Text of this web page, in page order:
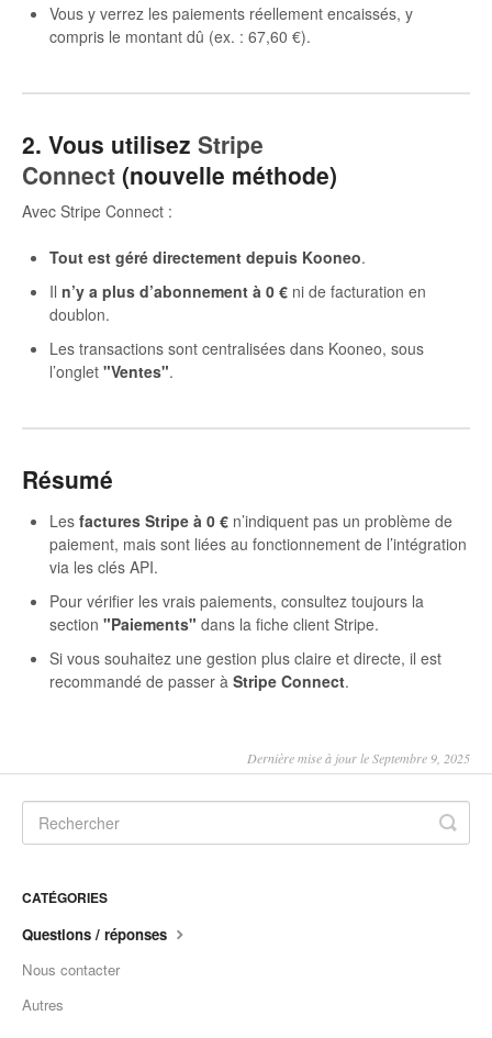
Vous y verrez les paiements réellement encaissés, y
compris le montant dû (ex. : 67,60 €).
2. Vous utilisez Stripe
Connect (nouvelle méthode)
Avec Stripe Connect :
Tout est géré directement depuis Kooneo.
Il n’y a plus d’abonnement à 0 € ni de facturation en
doublon.
Les transactions sont centralisées dans Kooneo, sous
l’onglet "Ventes".
Résumé
Les factures Stripe à 0 € n’indiquent pas un problème de
paiement, mais sont liées au fonctionnement de l’intégration
via les clés API.
Pour vérifier les vrais paiements, consultez toujours la
section "Paiements" dans la fiche client Stripe.
Si vous souhaitez une gestion plus claire et directe, il est
recommandé de passer à Stripe Connect.
Dernière mise à jour le Septembre 9, 2025
CATÉGORIES
Questions / réponses
Nous contacter
Autres